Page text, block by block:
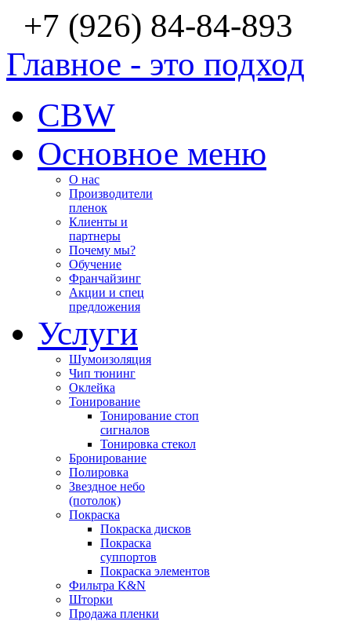
+7 (926) 84-84-893
Главное - это подход
CBW
Основное меню
О нас
Производители
пленок
Клиенты и
партнеры
Почему мы?
Обучение
Франчайзинг
Акции и спец
предложения
Услуги
Шумоизоляция
Чип тюнинг
Оклейка
Тонирование
Тонирование стоп
сигналов
Тонировка стекол
Бронирование
Полировка
Звездное небо
(потолок)
Покраска
Покраска дисков
Покраска
суппортов
Покраска элементов
Фильтра K&N
Шторки
Продажа пленки